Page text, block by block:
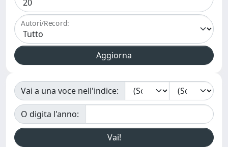
Autori/Record:
Vai a una voce nell'indice:
O digita l'anno: